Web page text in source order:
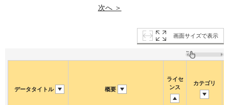
次へ ＞
画面サイズで表示
データタイトル 概要
ライセ
ンス
カテゴリ